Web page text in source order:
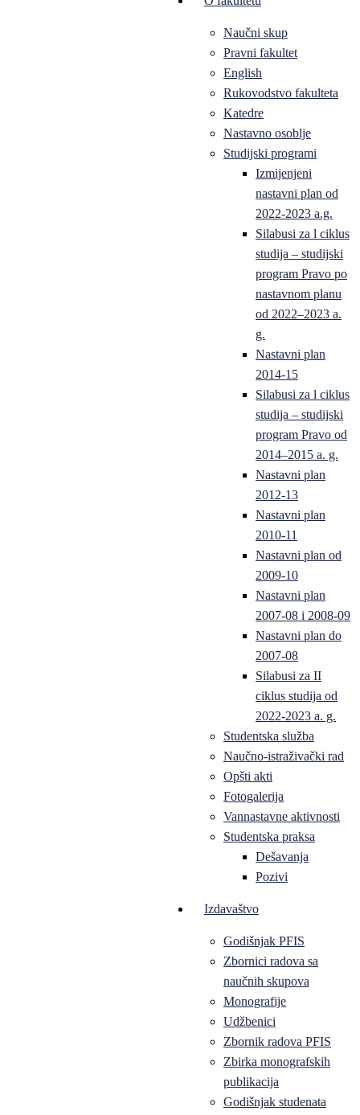
Naučni skup
Pravni fakultet
English
Rukovodstvo fakulteta
Katedre
Nastavno osoblje
Studijski programi
Izmijenjeni
nastavni plan od
2022-2023 a.g.
Silabusi za l ciklus
studija – studijski
program Pravo po
nastavnom planu
od 2022–2023 a.
g.
Nastavni plan
2014-15
Silabusi za l ciklus
studija – studijski
program Pravo od
2014–2015 a. g.
Nastavni plan
2012-13
Nastavni plan
2010-11
Nastavni plan od
2009-10
Nastavni plan
2007-08 i 2008-09
Nastavni plan do
2007-08
Silabusi za II
ciklus studija od
2022-2023 a. g.
Studentska služba
Naučno-istraživački rad
Opšti akti
Fotogalerija
Vannastavne aktivnosti
Studentska praksa
Dešavanja
Pozivi
Izdavaštvo
Godišnjak PFIS
Zbornici radova sa
naučnih skupova
Monografije
Udžbenici
Zbornik radova PFIS
Zbirka monografskih
publikacija
Godišnjak studenata